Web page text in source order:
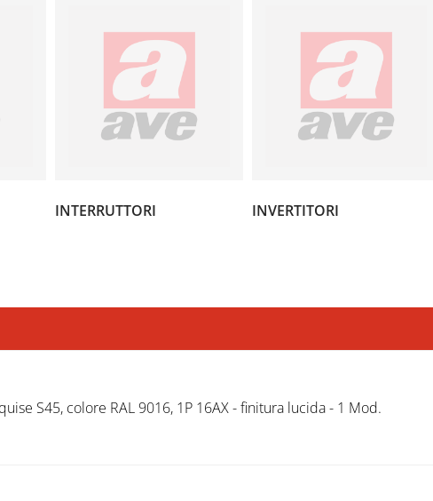
INTERRUTTORI INVERTITORI
S45, colore RAL 9016, 1P 16AX - finitura lucida - 1 Mod.